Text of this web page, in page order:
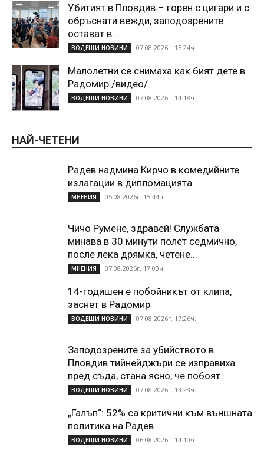
Убитият в Пловдив – горен с цигари и с
обръснати вежди, заподозрените
остават в...
ВОДЕЩИ НОВИНИ 07.08.2026г. 15:24ч.
Малолетни се снимаха как бият дете в
Радомир /видео/
ВОДЕЩИ НОВИНИ 07.08.2026г. 14:18ч.
НАЙ-ЧЕТЕНИ
Радев надмина Кирчо в комедийните
излагации в дипломацията
МНЕНИЯ 05.08.2026г. 15:44ч.
Чичо Румене, здравей! Службата
минава в 30 минути полет седмично,
после лека дрямка, четене...
МНЕНИЯ 07.08.2026г. 17:03ч.
14-годишен е побойникът от клипа,
заснет в Радомир
ВОДЕЩИ НОВИНИ 07.08.2026г. 17:26ч.
Заподозрените за убийството в
Пловдив тийнейджъри се изправиха
пред съда, стана ясно, че побоят...
ВОДЕЩИ НОВИНИ 07.08.2026г. 13:28ч.
„Галъп“: 52% са критични към външната
политика на Радев
ВОДЕЩИ НОВИНИ 06.08.2026г. 14:10ч.